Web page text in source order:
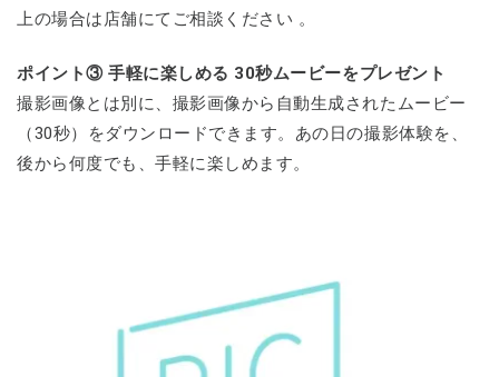
上の場合は店舗にてご相談ください 。
ポイント③ 手軽に楽しめる 30秒ムービーをプレゼント
撮影画像とは別に、撮影画像から自動生成されたムービー
（30秒）をダウンロードできます。あの日の撮影体験を、
後から何度でも、手軽に楽しめます。